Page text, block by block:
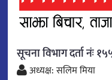
सूचना विभाग दर्ता नंः
अध्यक्ष: सलिम मिया